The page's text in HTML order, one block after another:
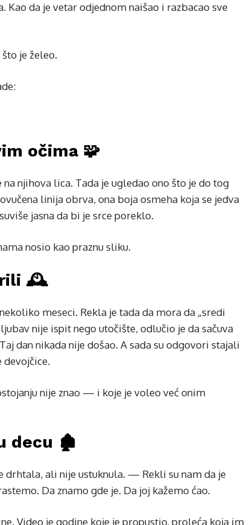
da je vetar odjednom naišao i razbacao sve
je želeo.
očima 🧩
njihova lica. Tada je ugledao ono što je do tog
linija obrva, ona boja osmeha koja se jedva
jasna da bi je srce poreklo.
nosio kao praznu sliku.
🕰️
meseci. Rekla je tada da mora da „sredi
nije ispit nego utočište, odlučio je da sačuva
dan nikada nije došao. A sada su odgovori stajali
devojčice.
nije znao — i koje je voleo već onim
decu 🏚️
ali nije ustuknula. — Rekli su nam da je
Da znamo gde je. Da joj kažemo ćao.
Video je godine koje je propustio, proleća koja im